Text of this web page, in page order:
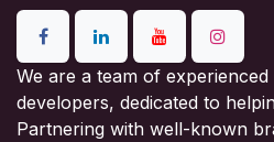
We are a team of
developers, dedicated to
Partnering with well-known